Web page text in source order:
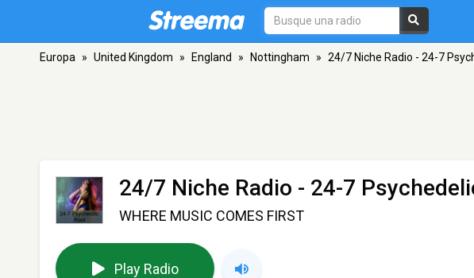
Europa » United Kingdom » England » Nottingham » 24/7 Niche Radio - 24-7
24/7 Niche Radio - 24-7
WHERE MUSIC COMES FIRST
Play Radio